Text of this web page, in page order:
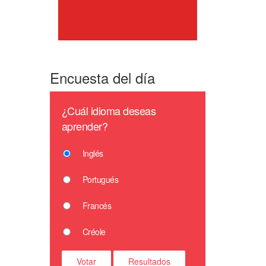
Encuesta del día
¿Cuál idioma deseas
aprender?
Inglés
Portugués
Francés
Créole